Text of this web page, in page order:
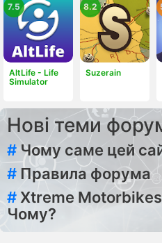
AltLife - Life
Simulator
7.5
Suzerain
8.2
Нові теми
# Чому саме цей
# Правила форума
# Xtreme
Чому?